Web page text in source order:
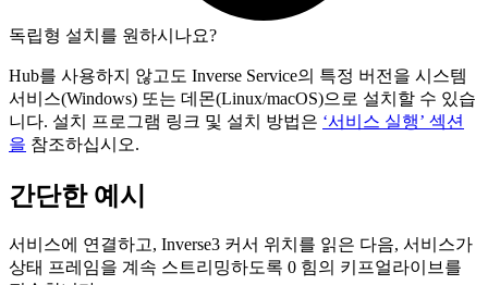
독립형 설치를 원하시나요?
Hub를 사용하지 않고도 Inverse Service의 특정 버전을 시스템
서비스(Windows) 또는 데몬(Linux/macOS)으로 설치할 수 있습
니다. 설치 프로그램 링크 및 설치 방법은 ‘서비스 실행’ 섹션
을 참조하십시오.
간단한 예시
서비스에 연결하고, Inverse3 커서 위치를 읽은 다음, 서비스가
상태 프레임을 계속 스트리밍하도록 0 힘의 키프얼라이브를